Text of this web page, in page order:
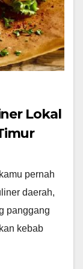
Lokal
pernah
daerah,
panggang
kebab